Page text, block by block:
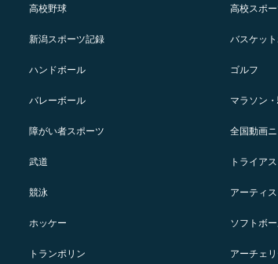
高校野球 高校スポ
新潟スポーツ記録 バスケッ
ハンドボール ゴルフ
バレーボール マラソン
障がい者スポーツ 全国動画
武道 トライア
競泳 アーティス
ホッケー ソフトボ
トランポリン アーチェ